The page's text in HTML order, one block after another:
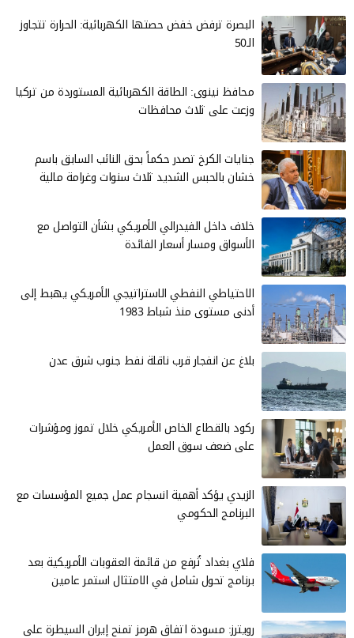
البصرة ترفض خفض حصتها الكهربائية: الحرارة تتجاوز
الـ50
محافظ نينوى: الطاقة الكهربائية المستوردة من تركيا
وزعت على ثلاث محافظات
جنايات الكرخ تصدر حكماً بحق النائب السابق باسم
خشان بالحبس الشديد ثلاث سنوات وغرامة مالية
خلاف داخل الفيدرالي الأمريكي بشأن التواصل مع
الأسواق ومسار أسعار الفائدة
الاحتياطي النفطي الاستراتيجي الأمريكي يهبط إلى
أدنى مستوى منذ شباط 1983
بلاغ عن انفجار قرب ناقلة نفط جنوب شرق عدن
ركود بالقطاع الخاص الأمريكي خلال تموز ومؤشرات
على ضعف سوق العمل
الزيدي يؤكد أهمية انسجام عمل جميع المؤسسات مع
البرنامج الحكومي
فلاي بغداد تُرفع من قائمة العقوبات الأمريكية بعد
برنامج تحول شامل في الامتثال استمر عامين
رويترز: مسودة اتفاق هرمز تمنح إيران السيطرة على